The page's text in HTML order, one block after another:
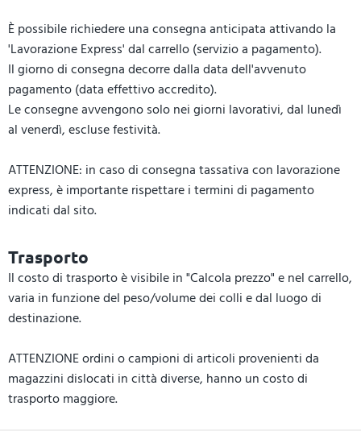
È possibile richiedere una consegna anticipata attivando la
'Lavorazione Express' dal carrello (servizio a pagamento).
Il giorno di consegna decorre dalla data dell'avvenuto
pagamento (data effettivo accredito).
Le consegne avvengono solo nei giorni lavorativi, dal lunedì
al venerdì, escluse festività.
ATTENZIONE: in caso di consegna tassativa con lavorazione
express, è importante rispettare i termini di pagamento
indicati dal sito.
Trasporto
Il costo di trasporto è visibile in "Calcola prezzo" e nel carrello,
varia in funzione del peso/volume dei colli e dal luogo di
destinazione.
ATTENZIONE ordini o campioni di articoli provenienti da
magazzini dislocati in città diverse, hanno un costo di
trasporto maggiore.